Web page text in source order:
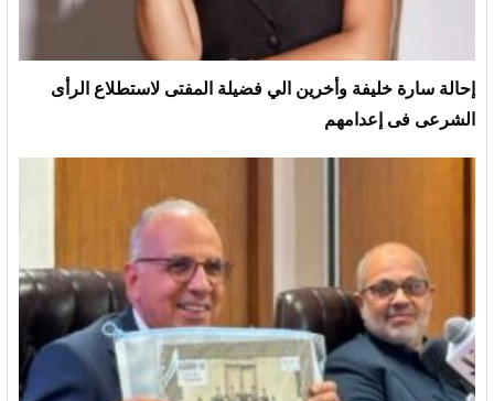
إحالة سارة خليفة وأخرين الي فضيلة المفتى لاستطلاع الرأى
الشرعى فى إعدامهم